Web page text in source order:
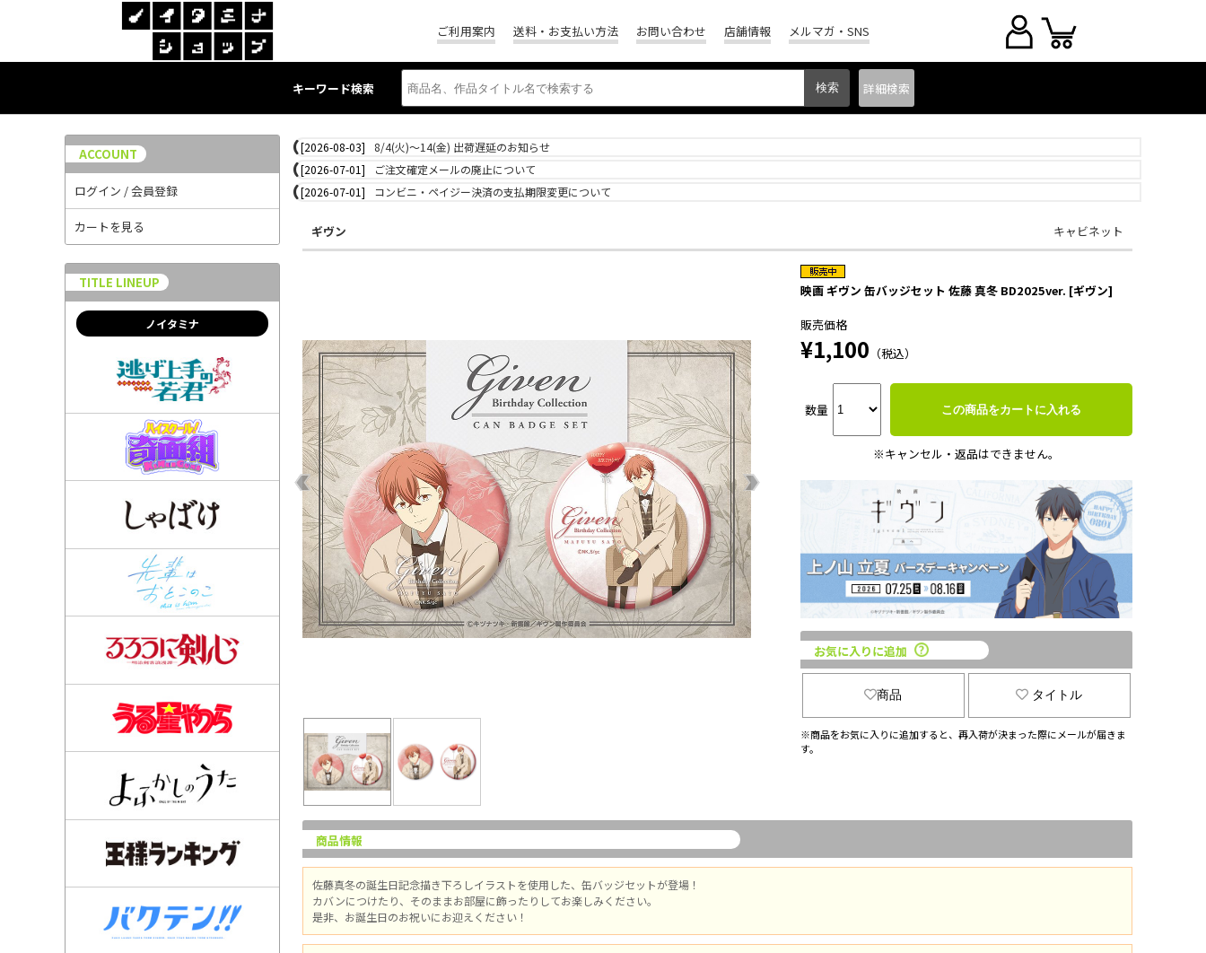
ご利用案内 送料・お支払い方法 お問い合わせ 店舗情報 メルマガ・SNS
キーワード検索 詳細検索
ACCOUNT
ログイン / 会員登録
カートを見る
TITLE LINEUP
ノイタミナ
[2026-08-03]
8/4(火)～14(金) 出荷遅延のお知らせ
[2026-07-01]
ご注文確定メールの廃止について
[2026-07-01]
コンビニ・ペイジー決済の支払期限変更について
ギヴン キャビネット
映画 ギヴン 缶バッジセット 佐藤 真冬 BD2025ver. [ギヴン]
販売価格
¥1,100 （税込）
数量 この商品をカートに入れる
※キャンセル・返品はできません。
お気に入りに追加
商品 タイトル
※商品をお気に入りに追加すると、再入荷が決まった際にメールが届きま
す。
商品情報
佐藤真冬の誕生日記念描き下ろしイラストを使用した、缶バッジセットが登場！
カバンにつけたり、そのままお部屋に飾ったりしてお楽しみください。
是非、お誕生日のお祝いにお迎えください！